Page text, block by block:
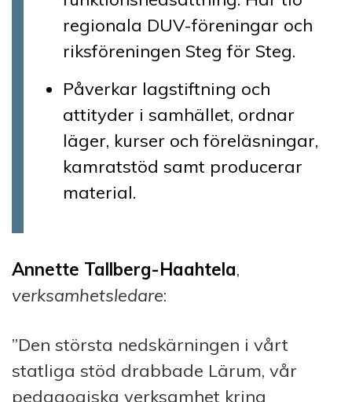
regionala DUV-föreningar och
riksföreningen Steg för Steg.
Påverkar lagstiftning och
attityder i samhället, ordnar
läger, kurser och föreläsningar,
kamratstöd samt producerar
material.
Annette Tallberg-Haahtela,
verksamhetsledare:
”Den största nedskärningen i vårt
statliga stöd drabbade Lärum, vår
pedagogiska verksamhet kring